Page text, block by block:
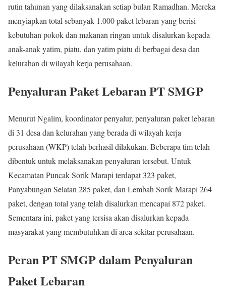
rutin tahunan yang dilaksanakan setiap bulan Ramadhan. Mereka
menyiapkan total sebanyak 1.000 paket lebaran yang berisi
kebutuhan pokok dan makanan ringan untuk disalurkan kepada
anak-anak yatim, piatu, dan yatim piatu di berbagai desa dan
kelurahan di wilayah kerja perusahaan.
Penyaluran Paket Lebaran PT SMGP
Menurut Ngalim, koordinator penyalur, penyaluran paket lebaran
di 31 desa dan kelurahan yang berada di wilayah kerja
perusahaan (WKP) telah berhasil dilakukan. Beberapa tim telah
dibentuk untuk melaksanakan penyaluran tersebut. Untuk
Kecamatan Puncak Sorik Marapi terdapat 323 paket,
Panyabungan Selatan 285 paket, dan Lembah Sorik Marapi 264
paket, dengan total yang telah disalurkan mencapai 872 paket.
Sementara ini, paket yang tersisa akan disalurkan kepada
masyarakat yang membutuhkan di area sekitar perusahaan.
Peran PT SMGP dalam Penyaluran
Paket Lebaran